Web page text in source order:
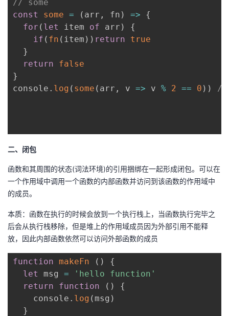
// some
const
some = ( arr , fn ) =>
{
for ( let item of arr )
{
if ( fn ( item ) ) return
true
}
return
false
}
console . log ( some ( arr , v => v % 2 == 0 ) ) //
二、闭包
函数和其周围的状态(词法环境)的引用捆绑在一起形成闭包。可以在
一个作用域中调用一个函数的内部函数并访问到该函数的作用域中
的成员。
本质：函数在执行的时候会放到一个执行栈上，当函数执行完毕之
后会从执行栈移除，但是堆上的作用域成员因为外部引用不能释
放，因此内部函数依然可以访问外部函数的成员
function makeFn ( )
{
let
msg =
'hello function'
return
function ( )
{
    console
. log ( msg )
}